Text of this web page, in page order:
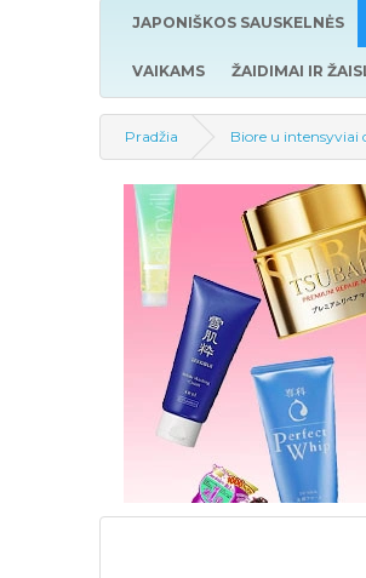
JAPONIŠKOS SAUSKELNĖS
VAIKAMS ŽAIDIMAI IR
Pradžia Biore u